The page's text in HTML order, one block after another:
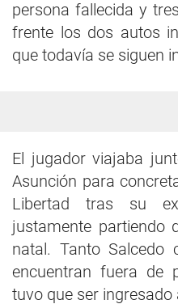
persona fallecida y
frente los dos autos
que todavía se siguen
El jugador viajaba
Asunción para
Libertad tras su
justamente partiendo
natal. Tanto Salcedo
encuentran fuera de
tuvo que ser